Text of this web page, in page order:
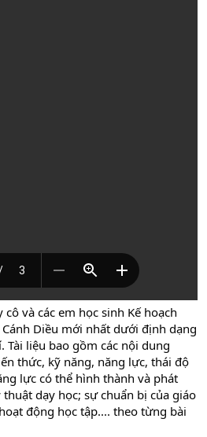
và các em học sinh Kế hoạch
Diều mới nhất dưới định dạng
liệu bao gồm các nội dung
thức, kỹ năng, năng lực, thái độ
lực có thể hình thành và phát
dạy học; sự chuẩn bị của giáo
động học tập.... theo từng bài